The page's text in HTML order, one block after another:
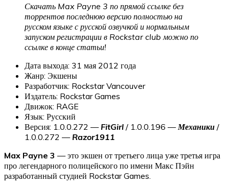
Скачать Max Payne 3 по прямой ссылке без
торрентов последнюю версию полностью на
русском языке с русской озвучкой и нормальным
запуском регистрации в Rockstar club можно по
ссылке в конце статьи!
Дата выхода: 31 мая 2012 года
Жанр: Экшены
Разработчик: Rockstar Vancouver
Издатель: Rockstar Games
Движок: RAGE
Язык: Русский
Версия: 1.0.0.272 — FitGirl / 1.0.0.196 — Механики /
1.0.0.272 — Razor1911
Max Payne 3 — это экшен от третьего лица уже третья игра
про легендарного полицейского по имени Макс Пэйн
разработанный студией Rockstar Games.